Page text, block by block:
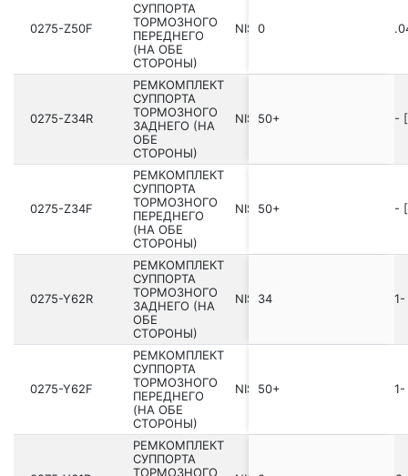
0275-Z50F
СУППОРТА
ТОРМОЗНОГО
ПЕРЕДНЕГО
(НА ОБЕ
СТОРОНЫ)
NISSAN MURANO Z50
0
0275-Z34R
РЕМКОМПЛЕКТ
СУППОРТА
ТОРМОЗНОГО
ЗАДНЕГО (НА
ОБЕ
СТОРОНЫ)
NISSAN Q70/M Y51 201­0.05-
50+
0275-Z34F
РЕМКОМПЛЕКТ
СУППОРТА
ТОРМОЗНОГО
ПЕРЕДНЕГО
(НА ОБЕ
СТОРОНЫ)
NISSAN Q70/M Y51 201­0.05-
50+
0275-Y62R
РЕМКОМПЛЕКТ
СУППОРТА
ТОРМОЗНОГО
ЗАДНЕГО (НА
ОБЕ
СТОРОНЫ)
NISSAN PATROL Y62
34
0275-Y62F
РЕМКОМПЛЕКТ
СУППОРТА
ТОРМОЗНОГО
ПЕРЕДНЕГО
(НА ОБЕ
СТОРОНЫ)
NISSAN PATROL Y62
50+
РЕМКОМПЛЕКТ
СУППОРТА
ТОРМОЗНОГО